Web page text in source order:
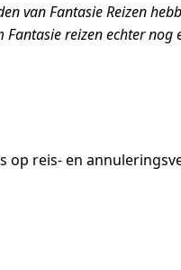
van Fantasie Reizen
reizen echter
op reis- en